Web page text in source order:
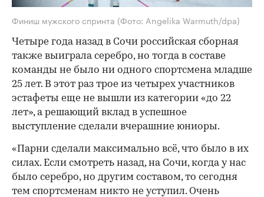
Финиш мужского спринта (Фото: Angelika Warmuth/dpa)
Четыре года назад в Сочи российская сборная
также выиграла серебро, но тогда в составе
команды не было ни одного спортсмена младше
25 лет. В этот раз трое из четырех участников
эстафеты еще не вышли из категории «до 22
лет», а решающий вклад в успешное
выступление сделали вчерашние юниоры.
«Парни сделали максимально всё, что было в их
силах. Если смотреть назад, на Сочи, когда у нас
было серебро, но другим составом, то сегодня
тем спортсменам никто не уступил. Очень